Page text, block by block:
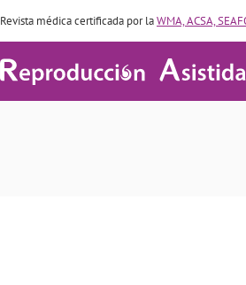
Revista médica certificada por laWMA, ACSA,